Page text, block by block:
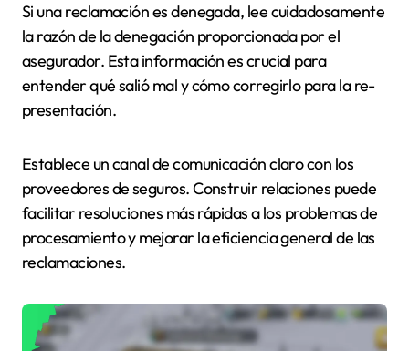
Si una reclamación es denegada, lee cuidadosamente
la razón de la denegación proporcionada por el
asegurador. Esta información es crucial para
entender qué salió mal y cómo corregirlo para la re-
presentación.
Establece un canal de comunicación claro con los
proveedores de seguros. Construir relaciones puede
facilitar resoluciones más rápidas a los problemas de
procesamiento y mejorar la eficiencia general de las
reclamaciones.